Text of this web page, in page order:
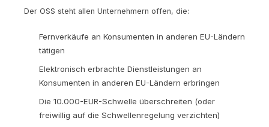
Der OSS steht allen Unternehmern offen, die:
Fernverkäufe an Konsumenten in anderen EU-Ländern
tätigen
Elektronisch erbrachte Dienstleistungen an
Konsumenten in anderen EU-Ländern erbringen
Die 10.000-EUR-Schwelle überschreiten (oder
freiwillig auf die Schwellenregelung verzichten)